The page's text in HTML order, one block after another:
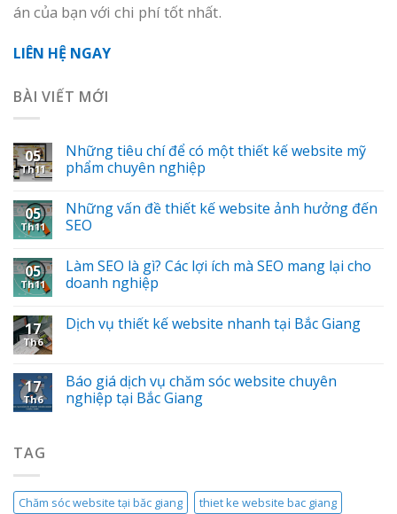
án của bạn với chi phí tốt nhất.
LIÊN HỆ NGAY
BÀI VIẾT MỚI
05
Th11
Những tiêu chí để có một thiết kế website mỹ
phẩm chuyên nghiệp
05
Th11
Những vấn đề thiết kế website ảnh hưởng đến
SEO
05
Th11
Làm SEO là gì? Các lợi ích mà SEO mang lại cho
doanh nghiệp
17
Th6
Dịch vụ thiết kế website nhanh tại Bắc Giang
17
Th6
Báo giá dịch vụ chăm sóc website chuyên
nghiệp tại Bắc Giang
TAG
Chăm sóc website tại băc giang
thiet ke website bac giang